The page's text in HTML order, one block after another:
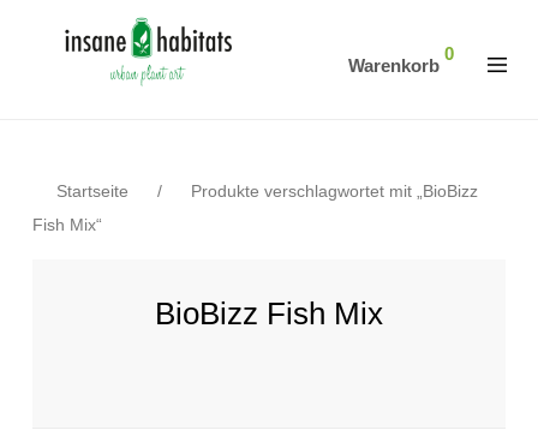
Warenkorb
0
Startseite /
Produkte verschlagwortet mit „BioBizz
Fish Mix“
BioBizz Fish Mix